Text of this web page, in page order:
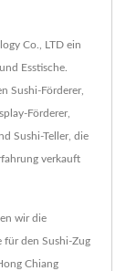
Co., LTD ein
Esstische.
Sushi-Förderer,
Förderer,
Sushi-Teller, die
verkauft
wir die
für den Sushi-Zug
Chiang